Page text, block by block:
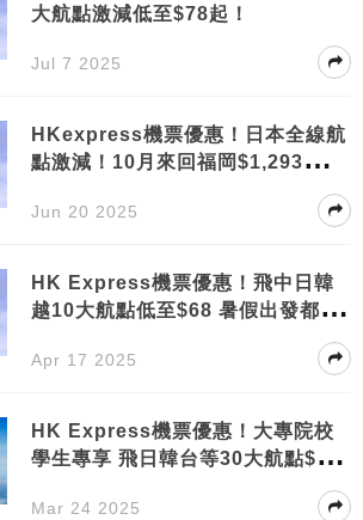
大航點激減低至$78起！
Jul 7 2025
HKexpress機票優惠！日本全線航
點激減！10月來回福岡$1,293包20
Jun 20 2025
HK Express機票優惠！飛中日韓
越10大航點低至$68 暑假出發都有
Apr 17 2025
HK Express機票優惠！大專院校
學生專享 飛日韓台等30大航點$78
Mar 24 2025